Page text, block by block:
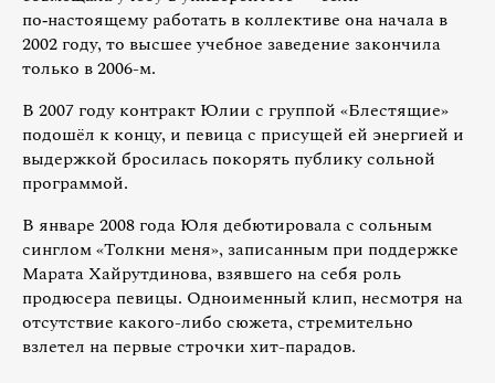
по‑настоящему работать в коллективе она начала в
2002 году, то высшее учебное заведение закончила
только в 2006-м.
В 2007 году контракт Юлии с группой «Блестящие»
подошёл к концу, и певица с присущей ей энергией и
выдержкой бросилась покорять публику сольной
программой.
В январе 2008 года Юля дебютировала с сольным
синглом «Толкни меня», записанным при поддержке
Марата Хайрутдинова, взявшего на себя роль
продюсера певицы. Одноименный клип, несмотря на
отсутствие какого-либо сюжета, стремительно
взлетел на первые строчки хит-парадов.